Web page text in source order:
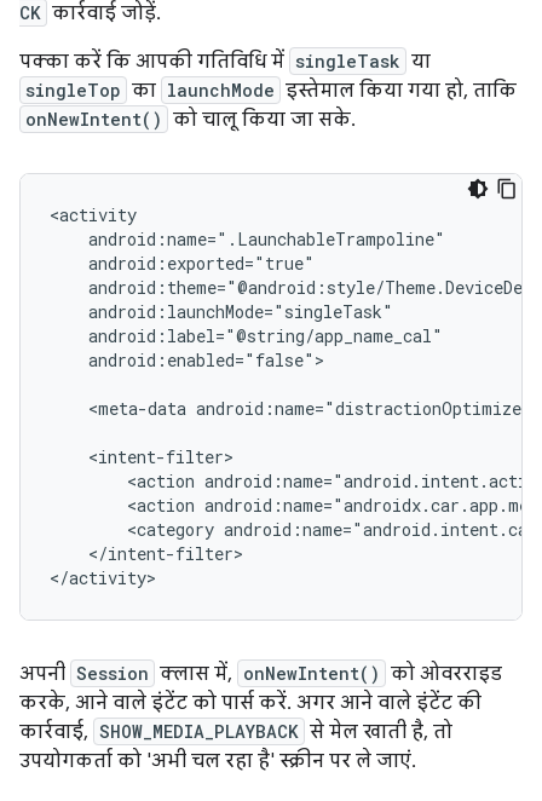
CK कार्रवाई जोड़ें.
पक्का करें कि आपकी गतिविधि में singleTask या
singleTop का launchMode इस्तेमाल किया गया हो, ताकि
onNewIntent() को चालू किया जा सके.
android:enabled="false">
<meta-data android:name="distractionOptimized"
<action
<action
<category
</intent-filter>
अपनी Session क्लास में, onNewIntent() को ओवरराइड
करके, आने वाले इंटेंट को पार्स करें. अगर आने वाले इंटेंट की
कार्रवाई, SHOW_MEDIA_PLAYBACK से मेल खाती है, तो
उपयोगकर्ता को 'अभी चल रहा है' स्क्रीन पर ले जाएं.